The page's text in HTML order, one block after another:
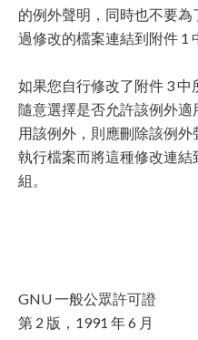
的例外聲明，同時也不要
過修改的檔案連結到附件 1
如果您自行修改了附件 3
隨意選擇是否允許該例外
用該例外，則應刪除該例
執行檔案而將這種修改連結
組。
GNU 一般公眾許可證
第 2 版，1991 年 6 月